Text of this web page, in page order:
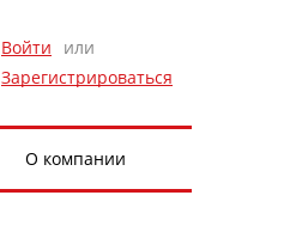
Войти
или
Зарегистрироваться
О компании